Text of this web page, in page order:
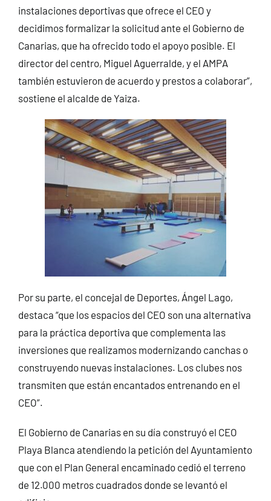
instalaciones deportivas que ofrece el CEO y
decidimos formalizar la solicitud ante el Gobierno de
Canarias, que ha ofrecido todo el apoyo posible. El
director del centro, Miguel Aguerralde, y el AMPA
también estuvieron de acuerdo y prestos a colaborar”,
sostiene el alcalde de Yaiza.
Por su parte, el concejal de Deportes, Ángel Lago,
destaca “que los espacios del CEO son una alternativa
para la práctica deportiva que complementa las
inversiones que realizamos modernizando canchas o
construyendo nuevas instalaciones. Los clubes nos
transmiten que están encantados entrenando en el
CEO”.
El Gobierno de Canarias en su día construyó el CEO
Playa Blanca atendiendo la petición del Ayuntamiento
que con el Plan General encaminado cedió el terreno
de 12.000 metros cuadrados donde se levantó el